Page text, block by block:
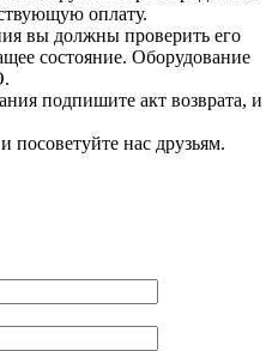
оплату.
вы должны проверить его
состояние. Оборудование
подпишите акт возврата, и
посоветуйте нас друзьям.